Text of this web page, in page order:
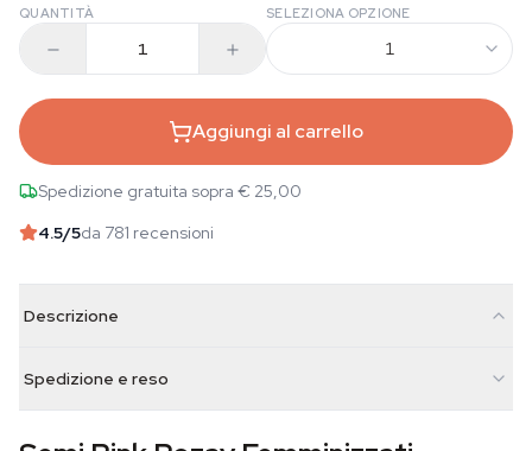
QUANTITÀ SELEZIONA OPZIONE
1
Aggiungi al carrello
Spedizione gratuita sopra € 25,00
4.5/5da 781 recensioni
Descrizione
Spedizione e reso